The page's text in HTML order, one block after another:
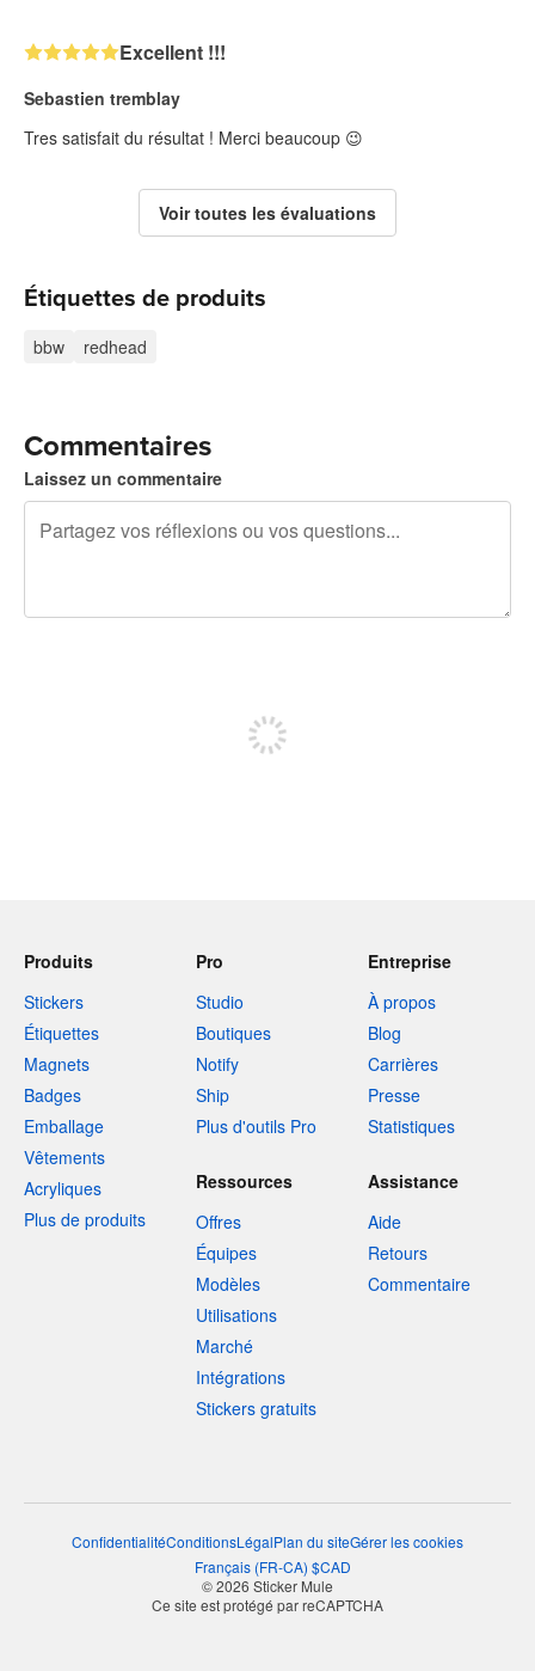
Excellent !!!
Sebastien tremblay
Tres satisfait du résultat ! Merci beaucoup 😉
Voir toutes les évaluations
Étiquettes de produits
bbw redhead
Commentaires
Laissez un commentaire
Produits
Stickers
Étiquettes
Magnets
Badges
Emballage
Vêtements
Acryliques
Plus de produits
Pro
Studio
Boutiques
Notify
Ship
Plus d'outils Pro
Entreprise
À propos
Blog
Carrières
Presse
Statistiques
Ressources
Offres
Équipes
Modèles
Utilisations
Marché
Intégrations
Stickers gratuits
Assistance
Aide
Retours
Commentaire
ConfidentialitéConditionsLégalPlan du siteGérer les cookies
Français(FR-CA) $CAD
© 2026 Sticker Mule
Ce site est protégé par reCAPTCHA